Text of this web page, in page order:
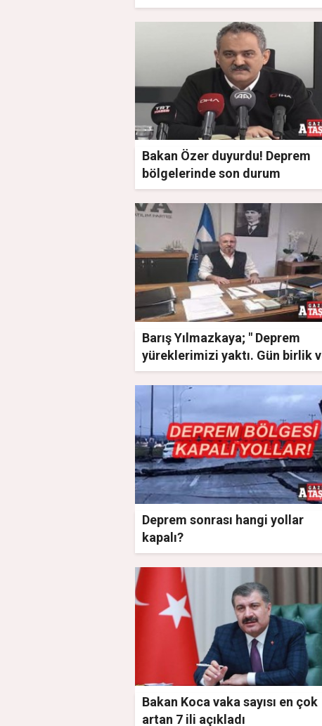
Bakan Özer duyurdu! Deprem
bölgelerinde son durum
Barış Yılmazkaya; " Deprem
yüreklerimizi yaktı. Gün birlik
beraberlik günüdür"
Deprem sonrası hangi yollar
kapalı?
Bakan Koca vaka sayısı en çok
artan 7 ili açıkladı